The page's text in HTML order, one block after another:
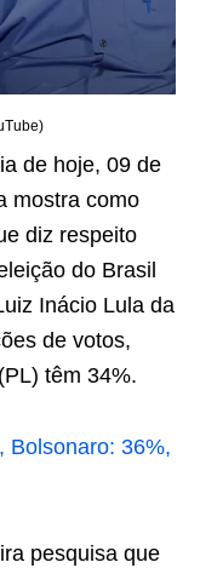
de hoje, 09 de
mostra como
diz respeito
do Brasil
Inácio Lula da
de votos,
têm 34%.
Bolsonaro: 36%,
pesquisa que